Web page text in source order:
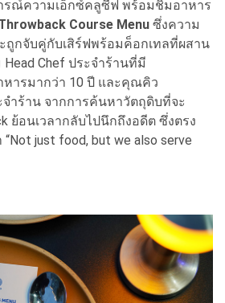
รณ์ความเอ็กซ์คลูซีฟ พร้อมชิมอาหาร
Course Menu ซึ่งความ
ถูกจับคู่กับเสิร์ฟพร้อมค็อกเทลที่ผสาน
Chef ประจำร้านที่มี
ารมากว่า 10 ปี และคุณคิว
ำร้าน จากการค้นหาวัตถุดิบที่จะ
ย้อนเวลากลับไปนึกถึงอดีต ซึ่งตรง
just food, but we also serve